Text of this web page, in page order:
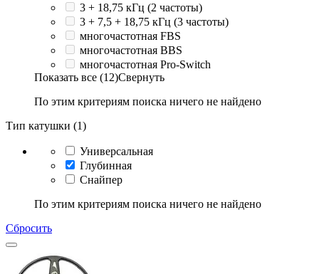
3 + 18,75 кГц (2 частоты)
3 + 7,5 + 18,75 кГц (3 частоты)
многочастотная FBS
многочастотная BBS
многочастотная Pro-Switch
Показать все (12)Свернуть
По этим критериям поиска ничего не найдено
Тип катушки (1)
Универсальная
Глубинная
Снайпер
По этим критериям поиска ничего не найдено
Сбросить